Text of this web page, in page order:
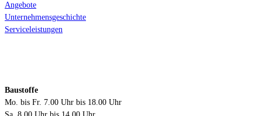
Angebote
Unternehmensgeschichte
Serviceleistungen
Baustoffe
Mo. bis Fr. 7.00 Uhr bis 18.00 Uhr